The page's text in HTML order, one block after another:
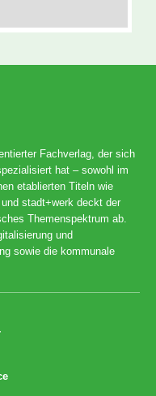
Fachverlag, der sich
hat – sowohl im
etablierten Titeln wie
stadt+werk deckt der
Themenspektrum ab.
und
sowie die kommunale